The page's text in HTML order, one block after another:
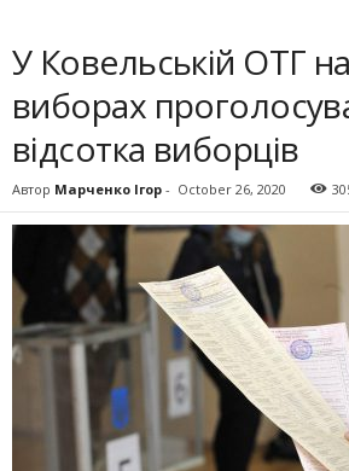
У Ковельській ОТГ
виборах
відсотка виборців
Автор Марченко Ігор - October 26, 2020